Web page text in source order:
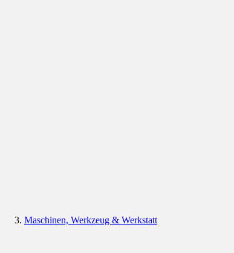
Maschinen, Werkzeug & Werkstatt